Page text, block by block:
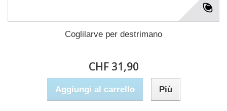
Coglilarve per destrimano
CHF 31,90
Aggiungi al carrello Più